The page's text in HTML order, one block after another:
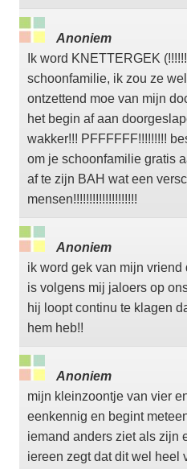
Anoniem
Ik word KNETTERGEK
schoonfamilie, ik zou ze
ontzettend moe van mijn
het begin af aan
wakker!!! PFFFFFF!!!!!!!!!
om je schoonfamilie gratis
af te zijn BAH wat een
mensen!!!!!!!!!!!!!!!!!!!!
Anoniem
ik word gek van mijn
is volgens mij jaloers op
hij loopt continu te klagen
hem heb!!
Anoniem
mijn kleinzoontje van vier
eenkennig en begint
iemand anders ziet als zijn
iereen zegt dat dit wel heel